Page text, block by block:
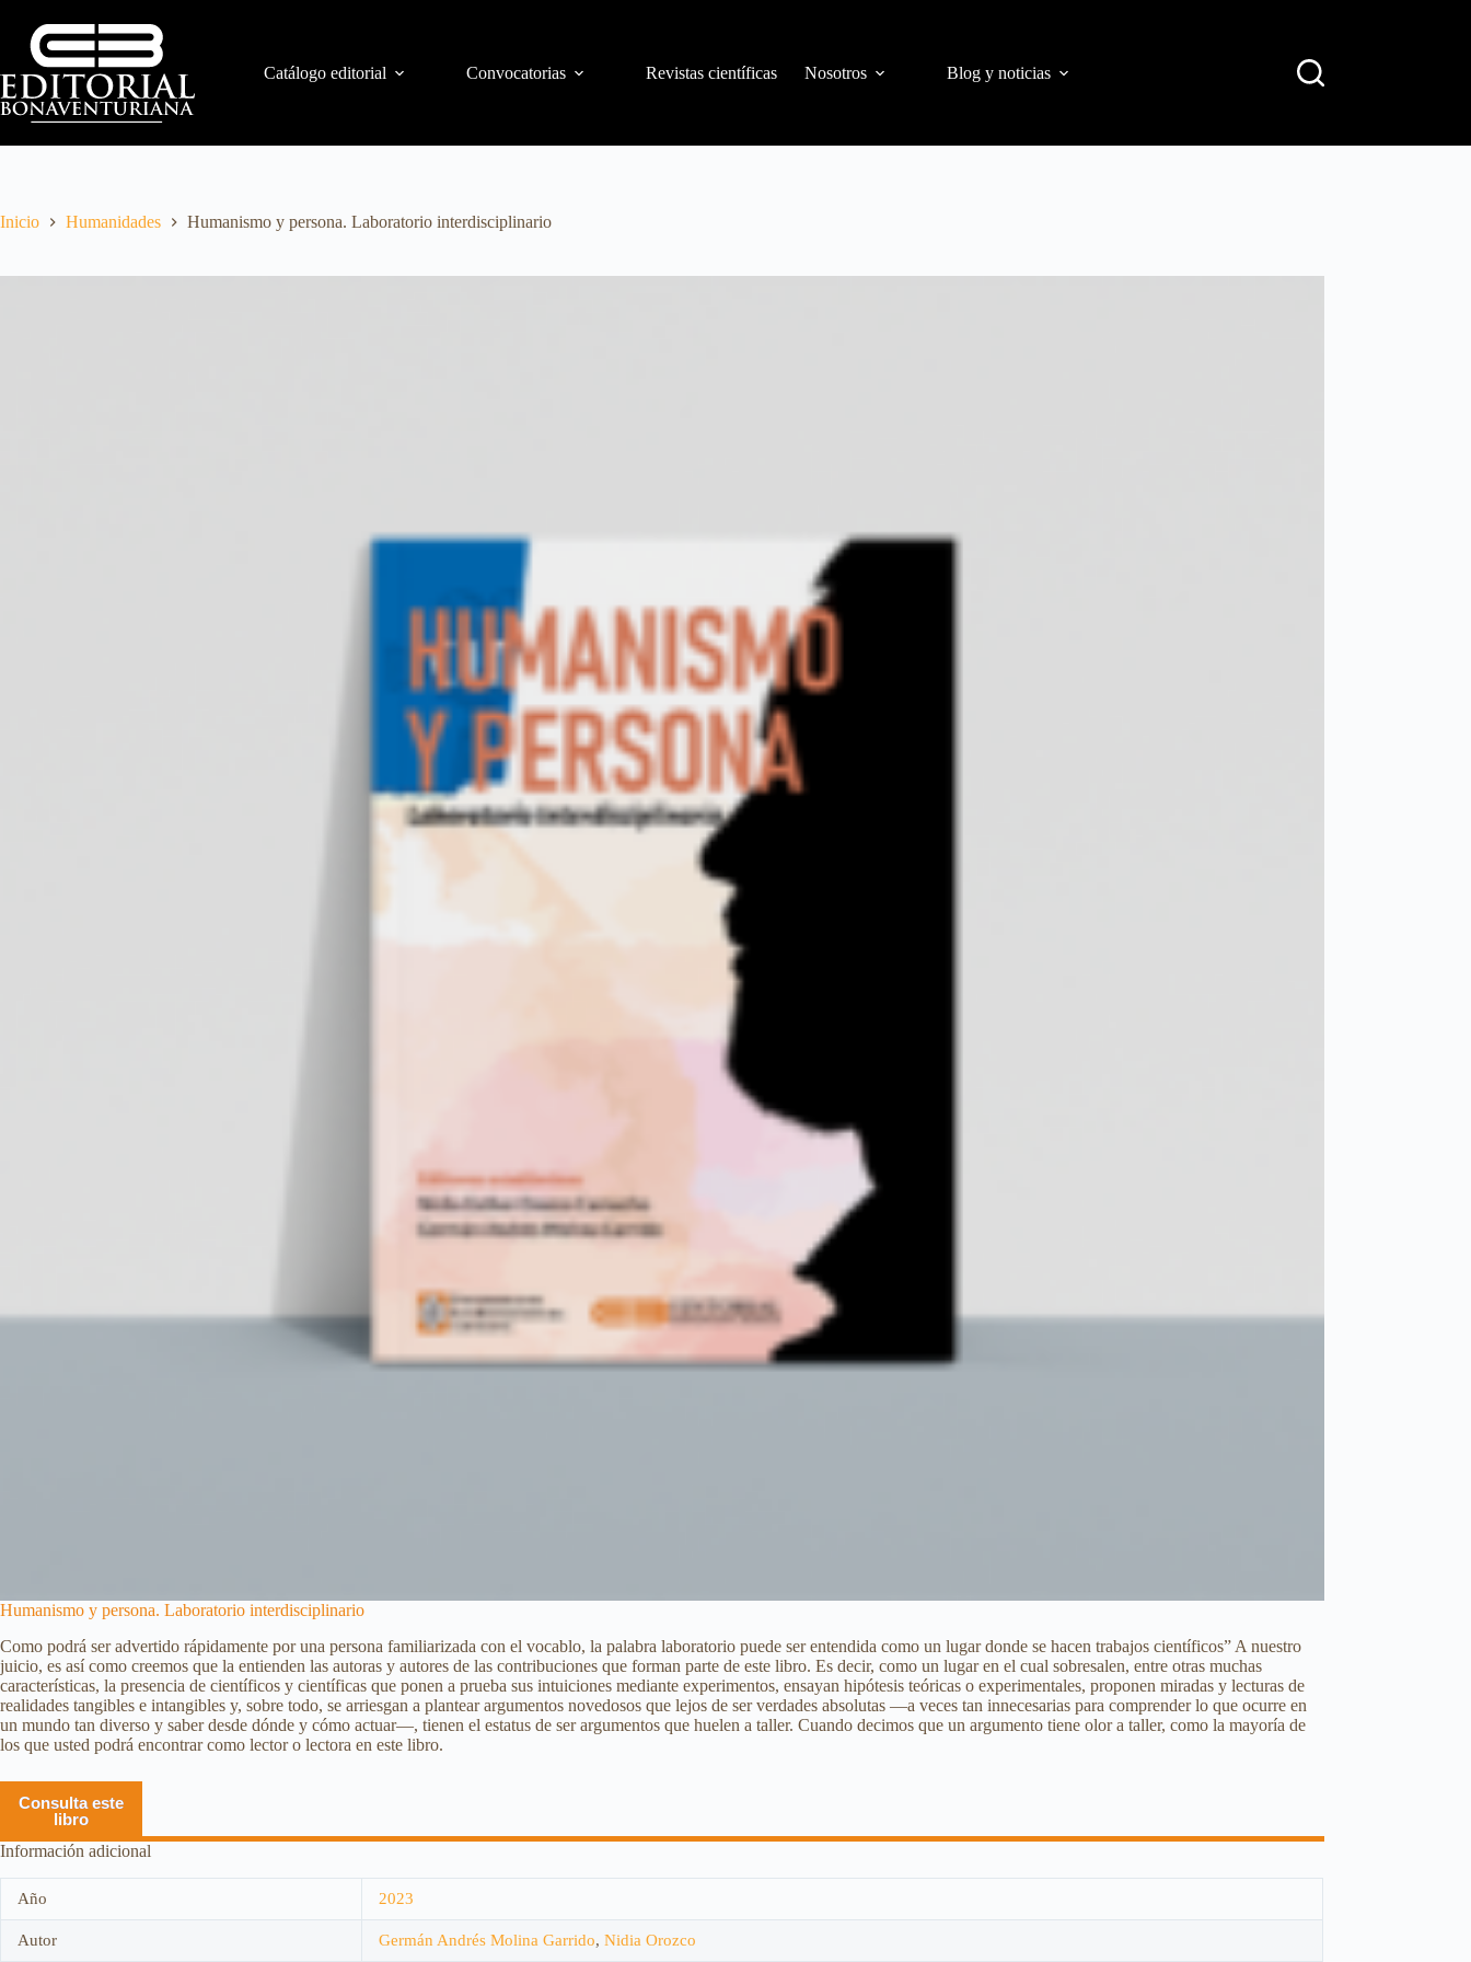
Catálogo editorial Convocatorias Revistas científicas Nosotros Blog y noticias
Inicio Humanidades Humanismo y persona. Laboratorio interdisciplinario
Humanismo y persona. Laboratorio interdisciplinario
Como podrá ser advertido rápidamente por una persona familiarizada con el vocablo, la palabra laboratorio puede ser entendida como un lugar donde se hacen trabajos científicos” A nuestro
juicio, es así como creemos que la entienden las autoras y autores de las contribuciones que forman parte de este libro. Es decir, como un lugar en el cual sobresalen, entre otras muchas
características, la presencia de científicos y científicas que ponen a prueba sus intuiciones mediante experimentos, ensayan hipótesis teóricas o experimentales, proponen miradas y lecturas de
realidades tangibles e intangibles y, sobre todo, se arriesgan a plantear argumentos novedosos que lejos de ser verdades absolutas —a veces tan innecesarias para comprender lo que ocurre en
un mundo tan diverso y saber desde dónde y cómo actuar—, tienen el estatus de ser argumentos que huelen a taller. Cuando decimos que un argumento tiene olor a taller, como la mayoría de
los que usted podrá encontrar como lector o lectora en este libro.
Consulta este
libro
Información adicional
Año 2023
Autor Germán Andrés Molina Garrido, Nidia Orozco